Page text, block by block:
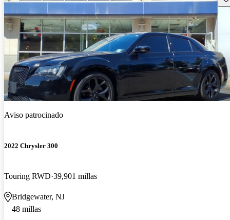
Aviso patrocinado
2022 Chrysler 300
Touring RWD 39,901 millas
Bridgewater, NJ
48 millas